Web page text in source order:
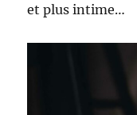
et plus intime…